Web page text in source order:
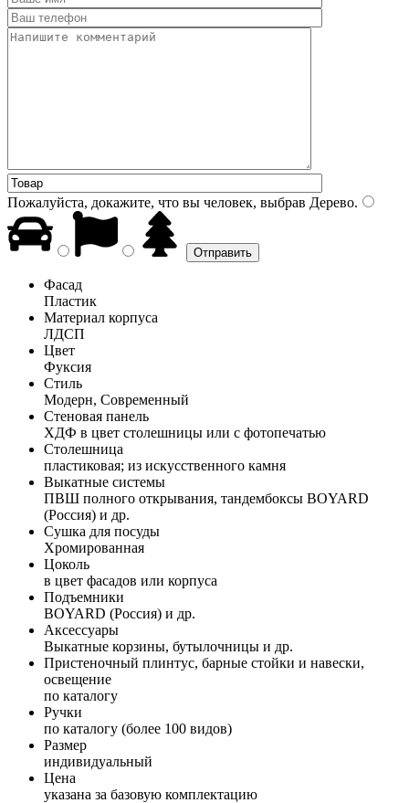
Пожалуйста, докажите, что вы человек, выбрав Дерево.
Фасад
Пластик
Материал корпуса
ЛДСП
Цвет
Фуксия
Стиль
Модерн, Современный
Стеновая панель
ХДФ в цвет столешницы или с фотопечатью
Столешница
пластиковая; из искусственного камня
Выкатные системы
ПВШ полного открывания, тандембоксы BOYARD
(Россия) и др.
Сушка для посуды
Хромированная
Цоколь
в цвет фасадов или корпуса
Подъемники
BOYARD (Россия) и др.
Аксессуары
Выкатные корзины, бутылочницы и др.
Пристеночный плинтус, барные стойки и навески,
освещение
по каталогу
Ручки
по каталогу (более 100 видов)
Размер
индивидуальный
Цена
указана за базовую комплектацию